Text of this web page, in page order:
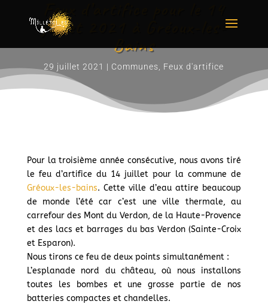
Feux d’artifice pour le 14
juillet 2021 à Gréoux-les-
Bains
29 juillet 2021 | Communes Feux d'artifice
Pour la troisième année consécutive, nous avons tiré
le feu d’artifice du 14 juillet pour la commune de
Gréoux-les-bains. Cette ville d’eau attire beaucoup
de monde l’été car c’est une ville thermale, au
carrefour des Mont du Verdon, de la Haute-Provence
et des lacs et barrages du bas Verdon (Sainte-Croix
et Esparon).
Nous tirons ce feu de deux points simultanément :
L’esplanade nord du château, où nous installons
toutes les bombes et une grosse partie de nos
batteries compactes et chandelles.